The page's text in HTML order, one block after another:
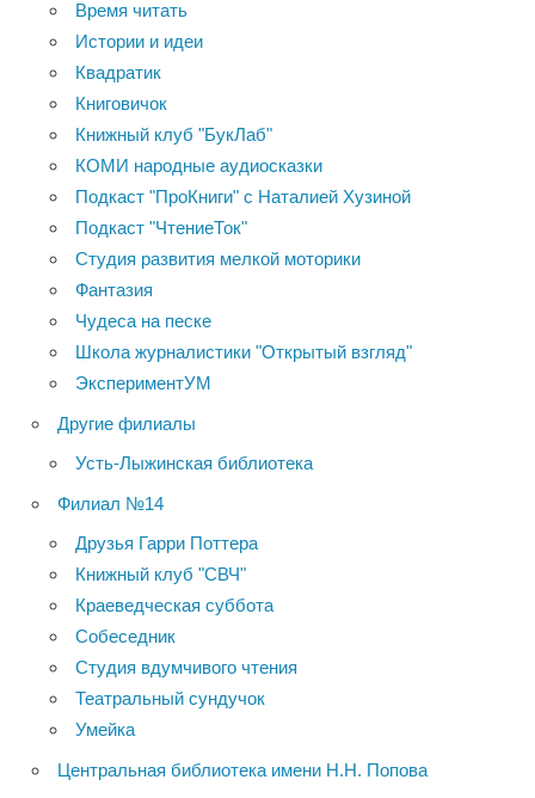
Время читать
Истории и идеи
Квадратик
Книговичок
Книжный клуб "БукЛаб"
КОМИ народные аудиосказки
Подкаст "ПроКниги" с Наталией Хузиной
Подкаст "ЧтениеТок"
Студия развития мелкой моторики
Фантазия
Чудеса на песке
Школа журналистики "Открытый взгляд"
ЭкспериментУМ
Другие филиалы
Усть-Лыжинская библиотека
Филиал №14
Друзья Гарри Поттера
Книжный клуб "СВЧ"
Краеведческая суббота
Собеседник
Студия вдумчивого чтения
Театральный сундучок
Умейка
Центральная библиотека имени Н.Н. Попова